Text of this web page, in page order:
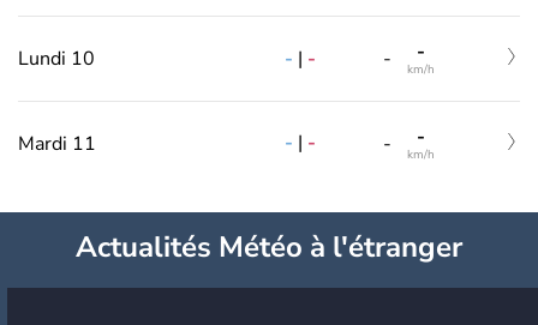
Lundi 10 - | - - -
km/h
Mardi 11 - | - - -
km/h
Actualités Météo à l'étranger